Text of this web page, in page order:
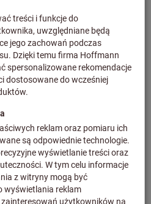
do koszyka
bezpośrednio u producenta i
magazynie – czas dostawy
cena zostanie
produktu do koszyka i przejściu
podlega zwrotowi.Informacje